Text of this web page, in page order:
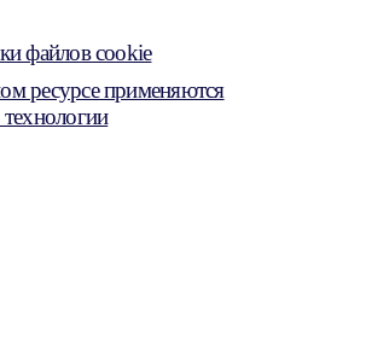
файлов cookie
ресурсе применяются